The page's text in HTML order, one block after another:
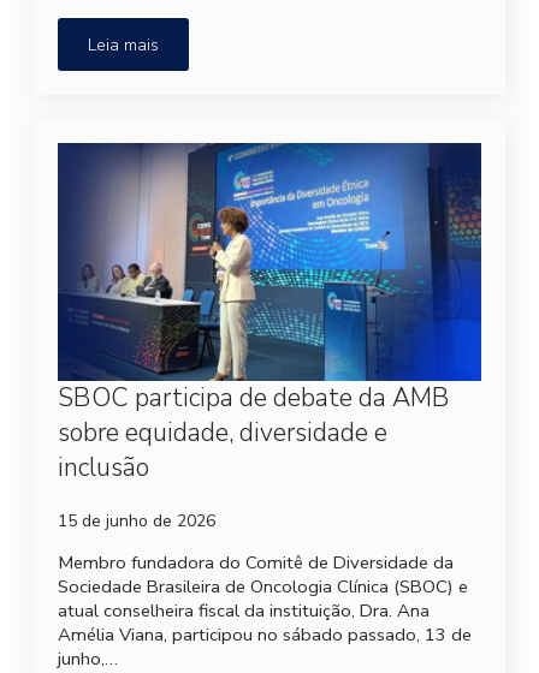
Leia mais
SBOC participa de debate da AMB
sobre equidade, diversidade e
inclusão
15 de junho de 2026
Membro fundadora do Comitê de Diversidade da
Sociedade Brasileira de Oncologia Clínica (SBOC) e
atual conselheira fiscal da instituição, Dra. Ana
Amélia Viana, participou no sábado passado, 13 de
junho,…